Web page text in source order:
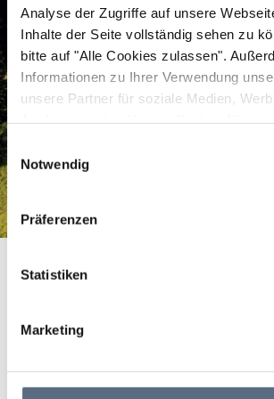
Analyse der Zugriffe auf unsere
Inhalte der Seite vollständig sehen zu
bitte auf "Alle Cookies zulassen".
Informationen zu Ihrer Verwendung
unsere Partner für soziale Medien,
zusammen, die Sie ihnen bereitgestellt
sie im Rahmen Ihrer Nutzung der
Einwilligungsauswahl
Notwendig
Präferenzen
Statistiken
Marketing